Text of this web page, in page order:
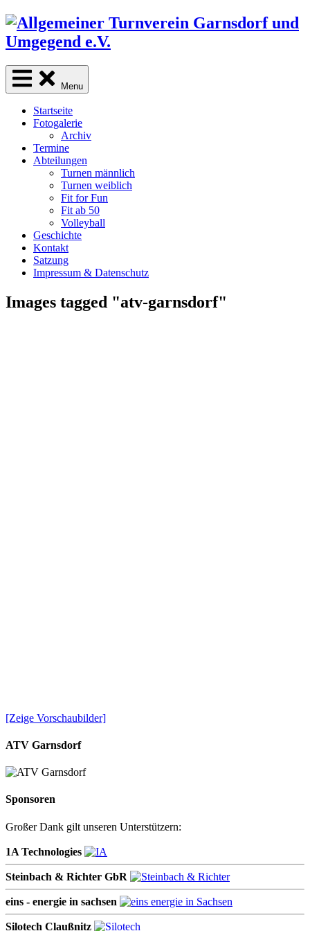
Skip
content
Menu
Startseite
Fotogalerie
Archiv
Termine
Abteilungen
Turnen männlich
Turnen weiblich
Fit for Fun
Fit ab 50
Volleyball
Geschichte
Kontakt
Satzung
Impressum & Datenschutz
Images tagged "atv-garnsdorf"
[Zeige Vorschaubilder]
ATV Garnsdorf
Sponsoren
Großer Dank gilt unseren Unterstützern:
1A Technologies
Steinbach & Richter GbR
eins - energie in sachsen
Silotech Claußnitz